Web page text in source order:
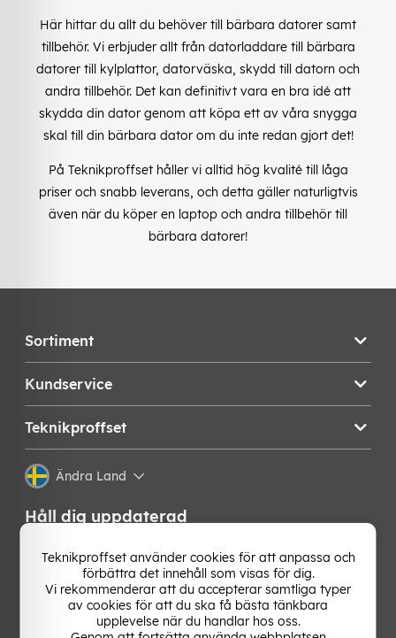
Här hittar du allt du behöver till bärbara datorer samt
tillbehör. Vi erbjuder allt från datorladdare till bärbara
datorer till kylplattor, datorväska, skydd till datorn och
andra tillbehör. Det kan definitivt vara en bra idé att
skydda din dator genom att köpa ett av våra snygga
skal till din bärbara dator om du inte redan gjort det!
På Teknikproffset håller vi alltid hög kvalité till låga
priser och snabb leverans, och detta gäller naturligtvis
även när du köper en laptop och andra tillbehör till
bärbara datorer!
Sortiment
Kundservice
Teknikproffset
Ändra Land
Håll dig uppdaterad
Få de senaste nyheterna, hetaste erbjudandena och
bästa tipsen från oss direkt i din mejlkorg. Signa upp på
vårt nyhetsbrev!
Teknikproffset använder cookies för att anpassa och
förbättra det innehåll som visas för dig.
Vi rekommenderar att du accepterar samtliga typer
av cookies för att du ska få bästa tänkbara
upplevelse när du handlar hos oss.